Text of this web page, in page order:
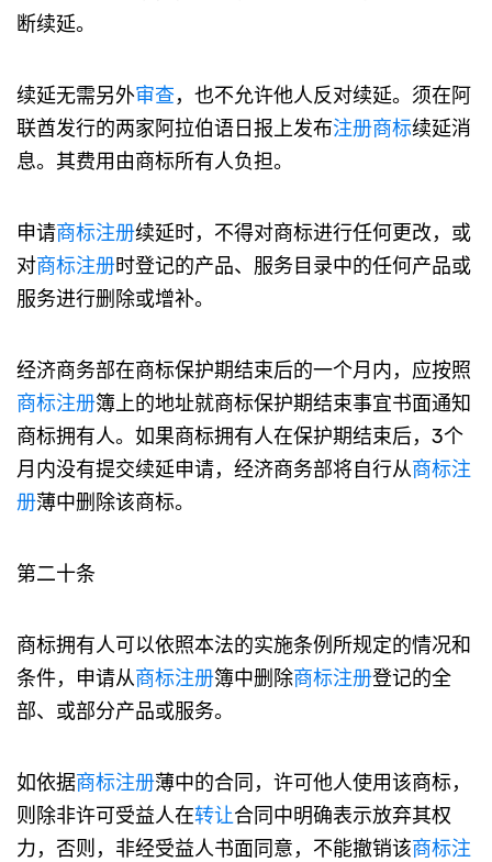
断续延。
续延无需另外审查，也不允许他人反对续延。须在阿
联酋发行的两家阿拉伯语日报上发布注册商标续延消
息。其费用由商标所有人负担。
申请商标注册续延时，不得对商标进行任何更改，或
对商标注册时登记的产品、服务目录中的任何产品或
服务进行删除或增补。
经济商务部在商标保护期结束后的一个月内，应按照
商标注册簿上的地址就商标保护期结束事宜书面通知
商标拥有人。如果商标拥有人在保护期结束后，3个
月内没有提交续延申请，经济商务部将自行从商标注
册薄中删除该商标。
第二十条
商标拥有人可以依照本法的实施条例所规定的情况和
条件，申请从商标注册簿中删除商标注册登记的全
部、或部分产品或服务。
如依据商标注册薄中的合同，许可他人使用该商标，
则除非许可受益人在转让合同中明确表示放弃其权
力，否则，非经受益人书面同意，不能撤销该商标注